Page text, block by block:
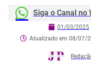
Siga o Canal no
01/03/2025
Atualizado em 08/07/